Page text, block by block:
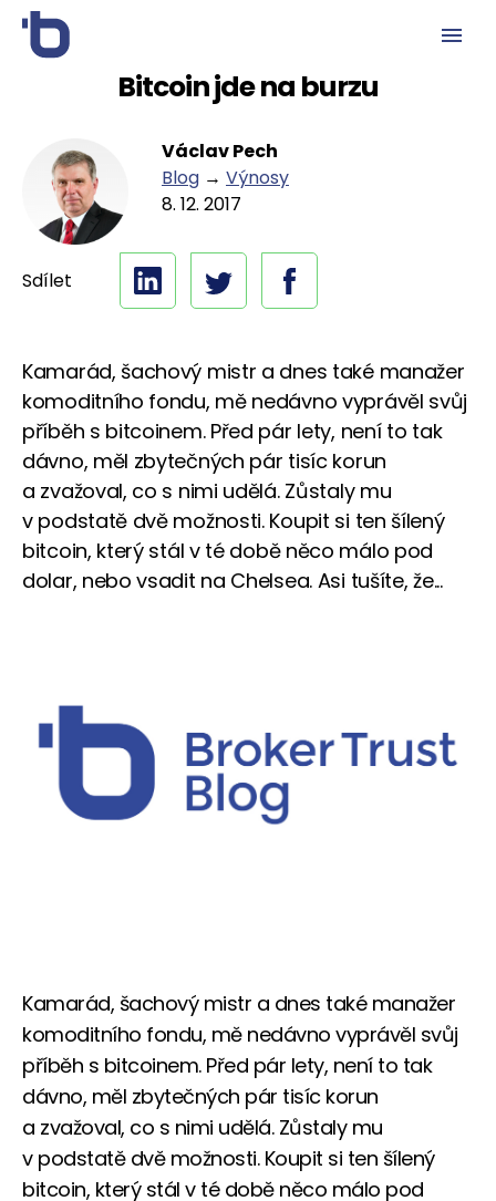
Bitcoin jde na burzu
Václav Pech
Blog → Výnosy
8. 12. 2017
Sdílet
Kamarád, šachový mistr a dnes také manažer
komoditního fondu, mě nedávno vyprávěl svůj
příběh s bitcoinem. Před pár lety, není to tak
dávno, měl zbytečných pár tisíc korun
a zvažoval, co s nimi udělá. Zůstaly mu
v podstatě dvě možnosti. Koupit si ten šílený
bitcoin, který stál v té době něco málo pod
dolar, nebo vsadit na Chelsea. Asi tušíte, že...
Kamarád, šachový mistr a dnes také manažer
komoditního fondu, mě nedávno vyprávěl svůj
příběh s bitcoinem. Před pár lety, není to tak
dávno, měl zbytečných pár tisíc korun
a zvažoval, co s nimi udělá. Zůstaly mu
v podstatě dvě možnosti. Koupit si ten šílený
bitcoin, který stál v té době něco málo pod